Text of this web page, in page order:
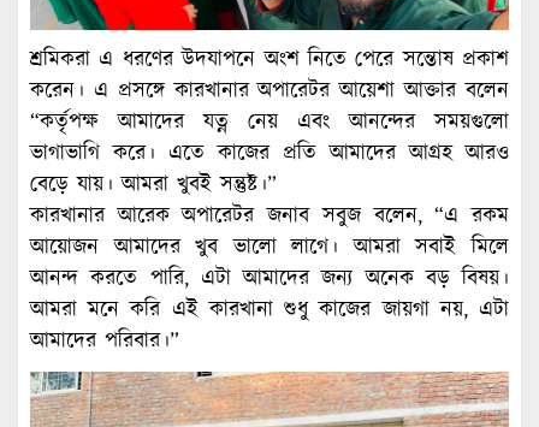
শ্রমিকরা এ ধরণের উদযাপনে অংশ নিতে পেরে সন্তোষ প্রকাশ
করেন। এ প্রসঙ্গে কারখানার অপারেটর আয়েশা আক্তার বলেন
“কর্তৃপক্ষ আমাদের যত্ন নেয় এবং আনন্দের সময়গুলো
ভাগাভাগি করে। এতে কাজের প্রতি আমাদের আগ্রহ আরও
বেড়ে যায়। আমরা খুবই সন্তুষ্ট।”
কারখানার আরেক অপারেটর জনাব সবুজ বলেন, “এ রকম
আয়োজন আমাদের খুব ভালো লাগে। আমরা সবাই মিলে
আনন্দ করতে পারি, এটা আমাদের জন্য অনেক বড় বিষয়।
আমরা মনে করি এই কারখানা শুধু কাজের জায়গা নয়, এটা
আমাদের পরিবার।”